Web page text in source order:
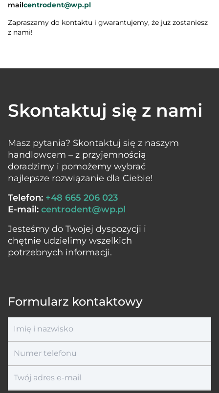
mailcentrodent@wp.pl
Zapraszamy do kontaktu i gwarantujemy, że już zostaniesz
z nami!
Skontaktuj się z nami
Masz pytania? Skontaktuj się z naszym
handlowcem – z przyjemnością
doradzimy i pomożemy wybrać
najlepsze rozwiązanie dla Ciebie!
Telefon: +48 665 206 023
E-mail: centrodent@wp.pl
Jesteśmy do Twojej dyspozycji i
chętnie udzielimy wszelkich
potrzebnych informacji.
Formularz kontaktowy